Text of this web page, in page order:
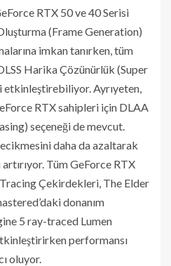
RTX 50 ve 40 Serisi
(Frame Generation)
imkan tanırken, tüm
Harika Çözünürlük (Super
Ayrıyeten,
RTX sahipleri için DLAA
seçeneği de mevcut.
daha da azaltarak
artırıyor. Tüm GeForce RTX
Çekirdekleri, The Elder
donanım
5 ray-traced Lumen
performansı
oluyor.